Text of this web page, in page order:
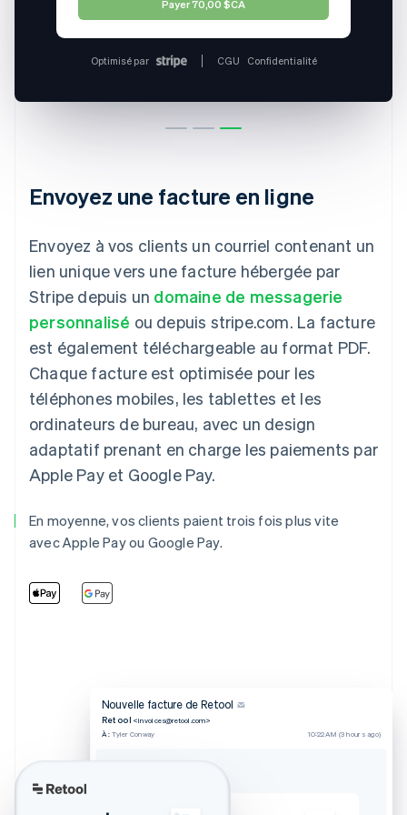
Envoyez une facture en ligne
Envoyez à vos clients un courriel contenant un
lien unique vers une facture hébergée par
Stripe depuis un domaine de messagerie
personnalisé ou depuis stripe.com. La facture
est également téléchargeable au format PDF.
Chaque facture est optimisée pour les
téléphones mobiles, les tablettes et les
ordinateurs de bureau, avec un design
adaptatif prenant en charge les paiements par
Apple Pay et Google Pay.
En moyenne, vos clients paient trois fois plus vite
avec Apple Pay ou Google Pay.
Nouvelle facture de Retool
Retool <invoices@retool.com>
À : Tyler Conway 10:22 AM (3 hours ago)
Facture de Retool